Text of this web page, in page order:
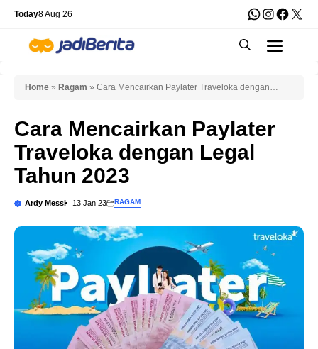
Skip
content
Today8 Aug 26 WhatsApp
X
Home » Ragam » Cara Mencairkan Paylater Traveloka dengan
Cara Mencairkan Paylater
Traveloka dengan Legal
Tahun 2023
Ardy Messi 13 Jan 23 RAGAM